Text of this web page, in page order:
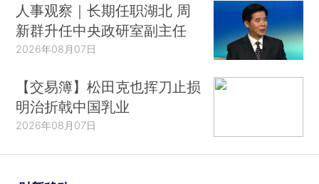
人事观察｜长期任职湖北 周
新群升任中央政研室副主任
2026年08月07日
【交易簿】松田克也挥刀止损
明治折戟中国乳业
2026年08月07日